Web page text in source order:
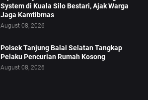
System di Kuala Silo Bestari, Ajak Warga
Jaga Kamtibmas
August 08, 2026
Polsek Tanjung Balai Selatan Tangkap
Pelaku Pencurian Rumah Kosong
August 08, 2026